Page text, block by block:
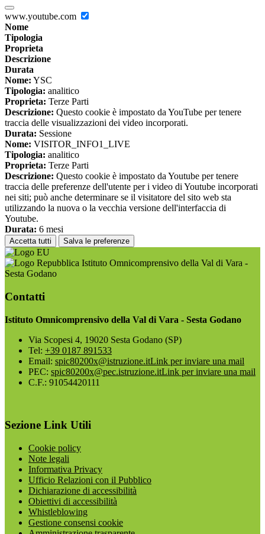
www.youtube.com
Nome
Tipologia
Proprieta
Descrizione
Durata
Nome: YSC
Tipologia: analitico
Proprieta: Terze Parti
Descrizione: Questo cookie è impostato da YouTube per tenere
traccia delle visualizzazioni dei video incorporati.
Durata: Sessione
Nome: VISITOR_INFO1_LIVE
Tipologia: analitico
Proprieta: Terze Parti
Descrizione: Questo cookie è impostato da Youtube per tenere
traccia delle preferenze dell'utente per i video di Youtube incorporati
nei siti; può anche determinare se il visitatore del sito web sta
utilizzando la nuova o la vecchia versione dell'interfaccia di
Youtube.
Durata: 6 mesi
Accetta tutti Salva le preferenze
Istituto Omnicomprensivo della Val di Vara -
Sesta Godano
Contatti
Istituto Omnicomprensivo della Val di Vara - Sesta Godano
Via Scopesi 4, 19020 Sesta Godano (SP)
Tel: +39 0187 891533
Email: spic80200x@istruzione.itLink per inviare una mail
PEC: spic80200x@pec.istruzione.itLink per inviare una mail
C.F.: 91054420111
Sezione Link Utili
Cookie policy
Note legali
Informativa Privacy
Ufficio Relazioni con il Pubblico
Dichiarazione di accessibilità
Obiettivi di accessibilità
Whistleblowing
Gestione consensi cookie